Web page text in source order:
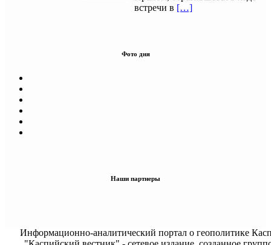
встречи в […]
Фото дня
Наши партнеры
Информационно-аналитический портал о геополитике